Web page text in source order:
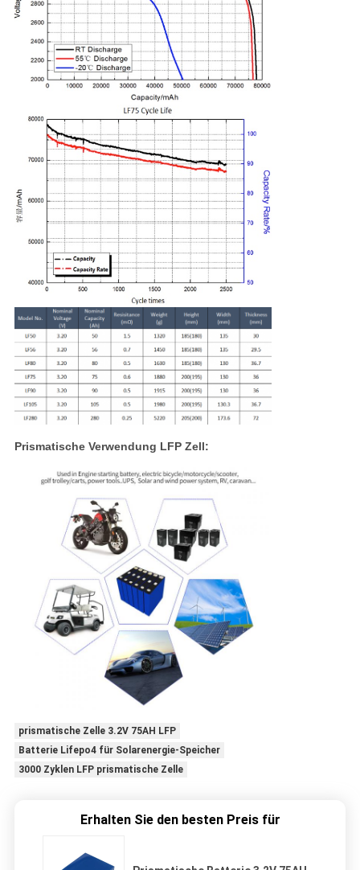
Prismatische Verwendung LFP Zell:
prismatische Zelle 3.2V 75AH LFP
Batterie Lifepo4 für Solarenergie-Speicher
3000 Zyklen LFP prismatische Zelle
Erhalten Sie den besten Preis für